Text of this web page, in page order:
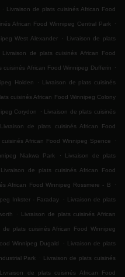
. Livraison de plats cuisinés African Food
African Food Winnipeg Central Park .
West Alexander . Livraison de plats
Livraison de plats cuisinés African Food
cuisinés African Food Winnipeg Dufferin .
Holden . Livraison de plats cuisinés
cuisinés African Food Winnipeg Colony
Corydon . Livraison de plats cuisinés
Livraison de plats cuisinés African Food
African Food Winnipeg Spence .
Niakwa Park . Livraison de plats
Livraison de plats cuisinés African Food
African Food Winnipeg Rossmere - B .
Inkster - Faraday . Livraison de plats
. Livraison de plats cuisinés African
de plats cuisinés African Food Winnipeg
Winnipeg Dugald . Livraison de plats
Park . Livraison de plats cuisinés
Livraison de plats cuisinés African Food